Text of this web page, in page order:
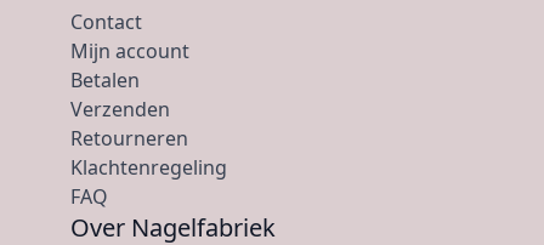
Contact
Mijn account
Betalen
Verzenden
Retourneren
Klachtenregeling
FAQ
Over Nagelfabriek